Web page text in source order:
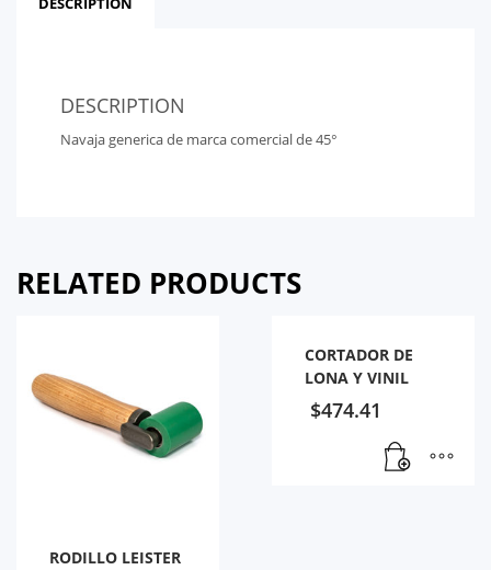
DESCRIPTION
Navaja generica de marca comercial de 45°
RELATED PRODUCTS
RODILLO LEISTER
CORTADOR DE
LONA Y VINIL
$474.41